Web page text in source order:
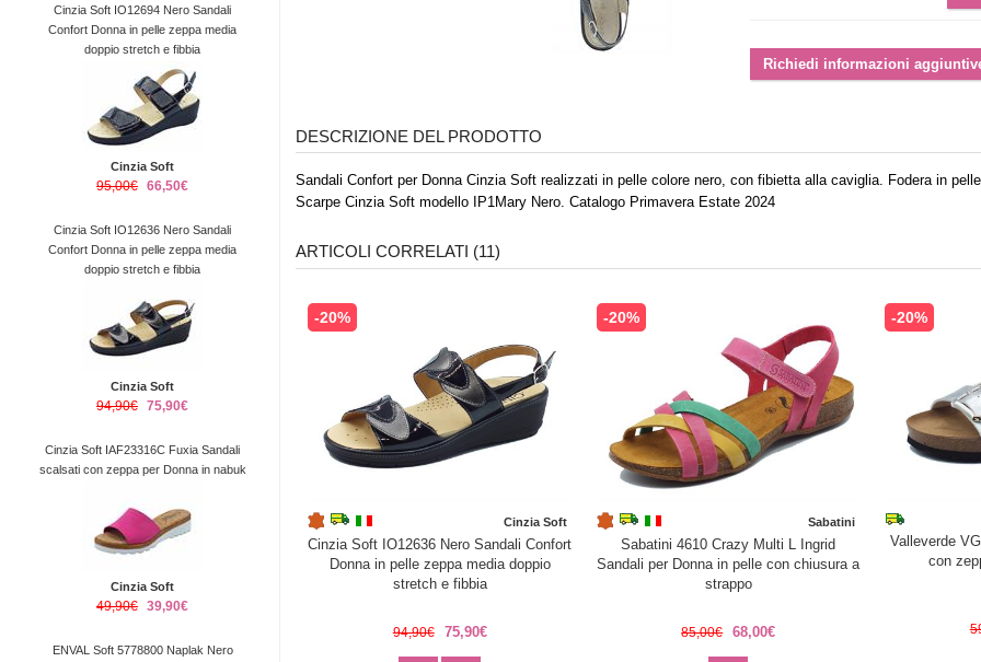
Cinzia Soft IO12694 Nero Sandali
Confort Donna in pelle zeppa media
doppio stretch e fibbia
Cinzia Soft
95,00€ 66,50€
Cinzia Soft IO12636 Nero Sandali
Confort Donna in pelle zeppa media
doppio stretch e fibbia
Cinzia Soft
94,90€ 75,90€
Cinzia Soft IAF23316C Fuxia Sandali
scalsati con zeppa per Donna in nabuk
Cinzia Soft
49,90€ 39,90€
ENVAL Soft 5778800 Naplak Nero
DESCRIZIONE DEL PRODOTTO
Sandali Confort per Donna Cinzia Soft realizzati in pelle colore nero, con fibietta alla caviglia. Fodera in
Scarpe Cinzia Soft modello IP1Mary Nero. Catalogo Primavera Estate 2024
ARTICOLI CORRELATI (11)
-20%
Cinzia Soft
Cinzia Soft IO12636 Nero Sandali Confort
Donna in pelle zeppa media doppio
stretch e fibbia
94,90€ 75,90€
-20%
Sabatini
Sabatini 4610 Crazy Multi L Ingrid
Sandali per Donna in pelle con chiusura a
strappo
85,00€ 68,00€
-20%
Valleverde
con